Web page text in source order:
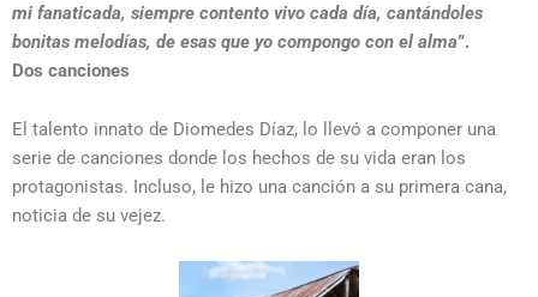
mi fanaticada, siempre contento vivo cada día, cantándoles
bonitas melodías, de esas que yo compongo con el alma”.
Dos canciones
El talento innato de Diomedes Díaz, lo llevó a componer una
serie de canciones donde los hechos de su vida eran los
protagonistas. Incluso, le hizo una canción a su primera cana,
noticia de su vejez.